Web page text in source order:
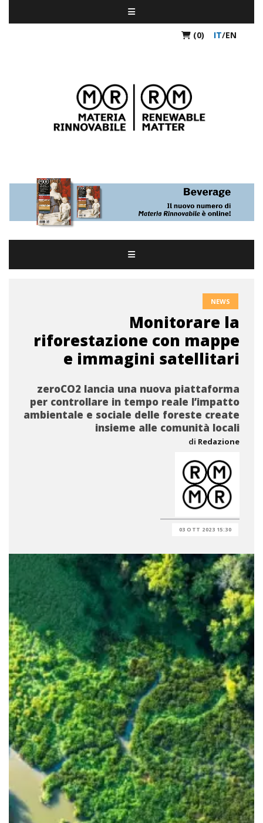
(0) IT/EN
NEWS
Monitorare la
riforestazione con mappe
e immagini satellitari
zeroCO2 lancia una nuova piattaforma
per controllare in tempo reale l’impatto
ambientale e sociale delle foreste create
insieme alle comunità locali
di Redazione
03 OTT 2023 15:30